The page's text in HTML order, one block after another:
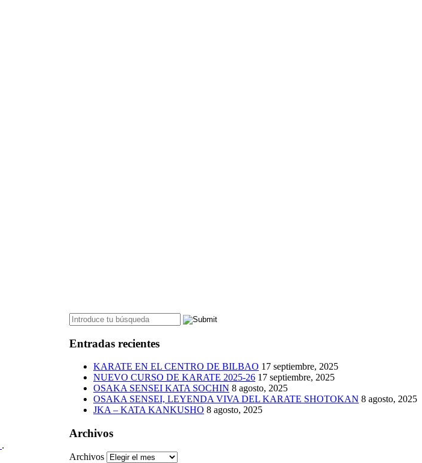
Entradas recientes
KARATE EN EL CENTRO DE BILBAO 17 septiembre, 2025
NUEVO CURSO DE KARATE 2025-26 17 septiembre, 2025
OSAKA SENSEI KATA SOCHIN 8 agosto, 2025
OSAKA SENSEI, LEYENDA VIVA DEL KARATE SHOTOKAN 8 agosto, 2025
JKA – KATA KANKUSHO 8 agosto, 2025
Archivos
Archivos
.